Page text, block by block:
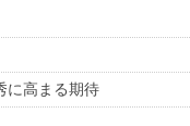
に高まる期待